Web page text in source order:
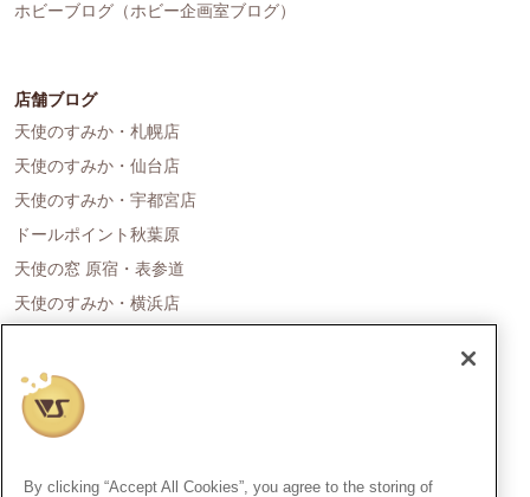
ホビーブログ（ホビー企画室ブログ）
店舗ブログ
天使のすみか・札幌店
天使のすみか・仙台店
天使のすみか・宇都宮店
ドールポイント秋葉原
天使の窓 原宿・表参道
天使のすみか・横浜店
天使の里 霞中庵
ドールポイント大阪
天使のすみか・神戸店
By clicking “Accept All Cookies”, you agree to the storing of